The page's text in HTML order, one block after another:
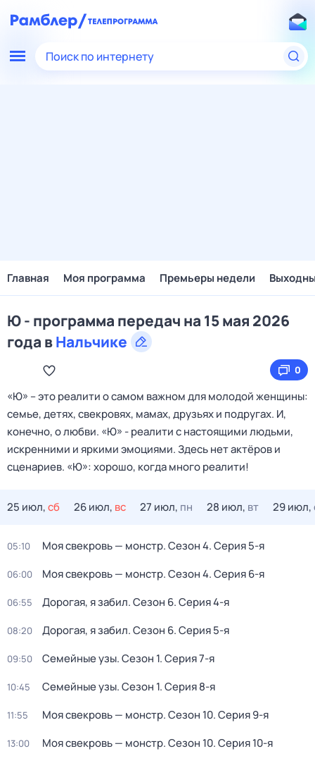
Поиск по интернету
Главная Моя программа Премьеры недели
Ю - программа передач на 15 мая 2026
года вНальчике
0
«Ю» – это реалити о самом важном для молодой женщины:
семье, детях, свекровях, мамах, друзьях и подругах. И,
конечно, о любви. «Ю» - реалити с настоящими людьми,
искренними и яркими эмоциями. Здесь нет актёров и
сценариев. «Ю»: хорошо, когда много реалити!
25 июл,сб 26 июл, вс 27 июл, пн 28 июл, вт 29 июл,
05:10 Моя свекровь — монстр. Сезон 4. Серия 5-я
06:00 Моя свекровь — монстр. Сезон 4. Серия 6-я
06:55 Дорогая, я забил. Сезон 6. Серия 4-я
08:20 Дорогая, я забил. Сезон 6. Серия 5-я
09:50 Семейные узы. Сезон 1. Серия 7-я
10:45 Семейные узы. Сезон 1. Серия 8-я
11:55 Моя свекровь — монстр. Сезон 10. Серия 9-я
13:00 Моя свекровь — монстр. Сезон 10. Серия 10-я